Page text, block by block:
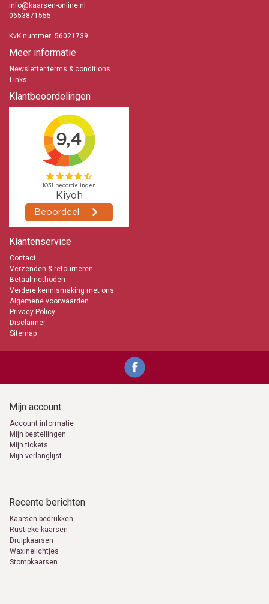
info@kaarsen-online.nl
0653871555
KvK nummer: 56021739
Meer informatie
Newsletter terms & conditions
Links
Klantbeoordelingen
Klantenservice
Contact
Verzenden & retourneren
Betaalmethoden
Verdere kennismaking met ons
Algemene voorwaarden
Privacy Policy
Disclaimer
Sitemap
Mijn account
Account informatie
Mijn bestellingen
Mijn tickets
Mijn verlanglijst
Recente berichten
Kaarsen bedrukken
Rustieke kaarsen
Druipkaarsen
Waxinelichtjes
Stompkaarsen